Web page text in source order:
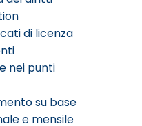
di licenza
nei punti
su base
e mensile